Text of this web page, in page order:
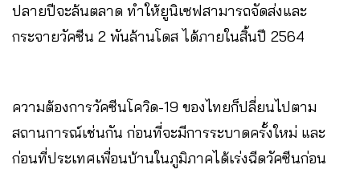
ปลายปีจะล้นตลาด ทำให้ยูนิเซฟสามารถจัดส่งและ
กระจายวัคซีน 2 พันล้านโดส ได้ภายในสิ้นปี 2564
ความต้องการวัคซีนโควิด-19 ของไทยก็ปลี่ยนไปตาม
สถานการณ์เช่นกัน ก่อนที่จะมีการระบาดครั้งใหม่ และ
ก่อนที่ประเทศเพื่อนบ้านในภูมิภาคได้เร่งฉีดวัคซีนก่อน